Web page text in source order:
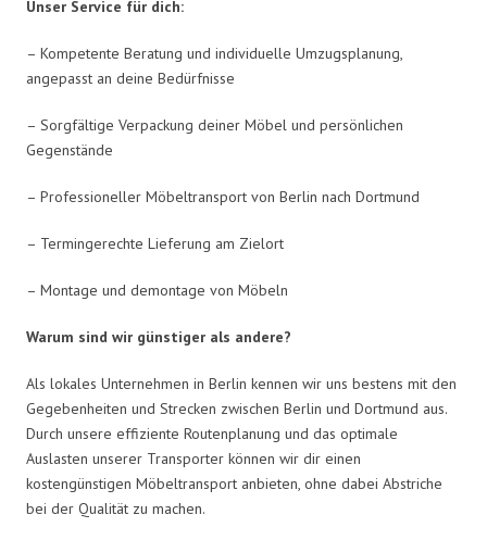
Unser Service für dich:
– Kompetente Beratung und individuelle Umzugsplanung,
angepasst an deine Bedürfnisse
– Sorgfältige Verpackung deiner Möbel und persönlichen
Gegenstände
– Professioneller Möbeltransport von Berlin nach Dortmund
– Termingerechte Lieferung am Zielort
– Montage und demontage von Möbeln
Warum sind wir günstiger als andere?
Als lokales Unternehmen in Berlin kennen wir uns bestens mit den
Gegebenheiten und Strecken zwischen Berlin und Dortmund aus.
Durch unsere effiziente Routenplanung und das optimale
Auslasten unserer Transporter können wir dir einen
kostengünstigen Möbeltransport anbieten, ohne dabei Abstriche
bei der Qualität zu machen.